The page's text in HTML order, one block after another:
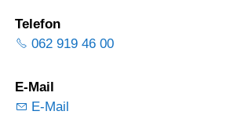
Telefon
062 919 46 00
E-Mail
E-Mail